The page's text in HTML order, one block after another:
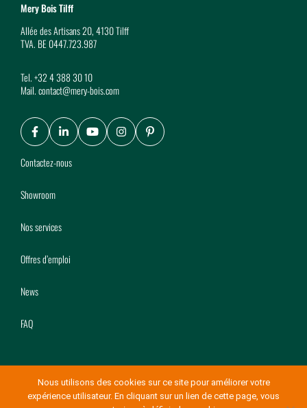
Mery Bois Tilff
Allée des Artisans 20, 4130 Tilff
TVA. BE 0447.723.987
Tel.+32 4 388 30 10
Mail.contact@mery-bois.com
Facebook
LinkedIn
YoutubeInstagram
Pinterest
Contactez-nous
Showroom
Nos services
Offres d’emploi
News
FAQ
© Copyright Mery Bois 2026- Conditions générales de vente
Nous utilisons des cookies sur ce site pour améliorer votre
expérience utilisateur. En cliquant sur un lien de cette page, vous